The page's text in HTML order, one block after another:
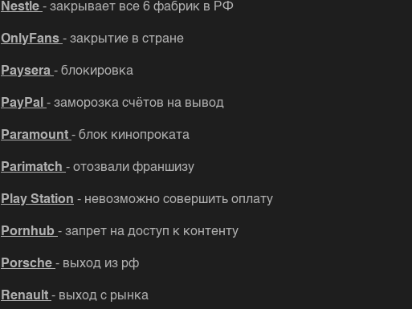
Nestle - закрывает все 6 фабрик в РФ
OnlyFans - закрытие в стране
Paysera - блокировка
PayPal - заморозка счётов на вывод
Paramount - блок кинопроката
Parimatch - отозвали франшизу
Play Station - невозможно совершить оплату
Pornhub - запрет на доступ к контенту
Porsche - выход из рф
Renault - выход с рынка